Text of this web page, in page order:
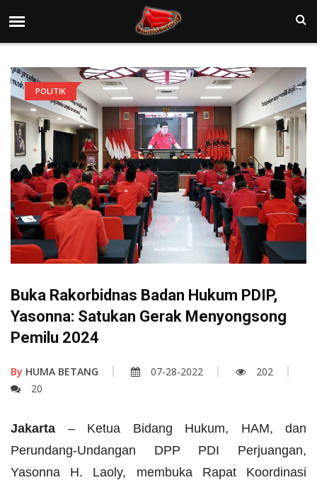
POLITIK
Buka Rakorbidnas Badan Hukum PDIP,
Yasonna: Satukan Gerak Menyongsong
Pemilu 2024
By HUMA BETANG 07-28-2022
202
20
Jakarta – Ketua Bidang Hukum, HAM, dan
Perundang-Undangan DPP PDI Perjuangan,
Yasonna H. Laoly, membuka Rapat Koordinasi